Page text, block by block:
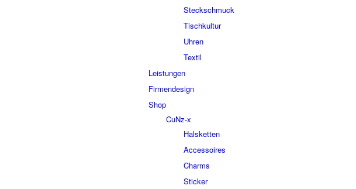
Steckschmuck
Tischkultur
Uhren
Textil
Leistungen
Firmendesign
Shop
CuNz-x
Halsketten
Accessoires
Charms
Sticker